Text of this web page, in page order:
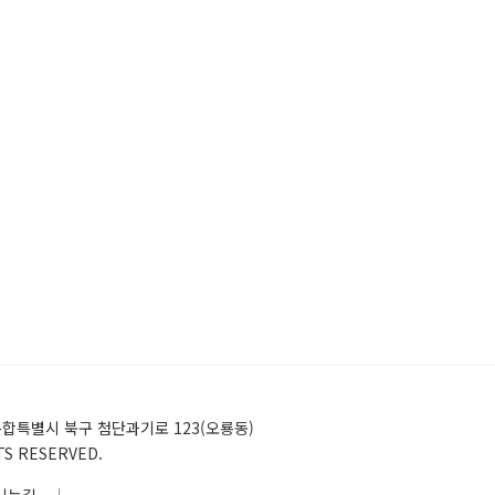
별시 북구 첨단과기로 123(오룡동)
RESERVED.